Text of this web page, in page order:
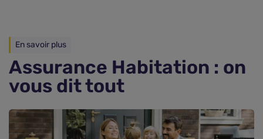
En savoir plus
Assurance Habitation : on
vous dit tout